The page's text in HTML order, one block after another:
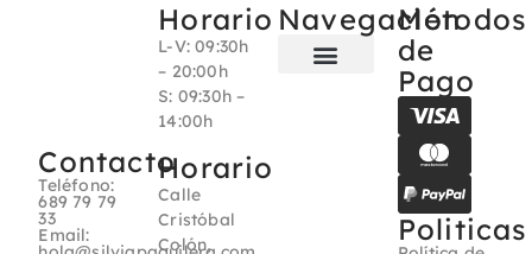
Contacto
Teléfono:
689 79 79
33
Email:
Horario
L-V: 09:30h
– 20:00h
S: 09:30h –
14:00h
Horario
Calle
Cristóbal
Colón,
NavegaciónMétodos
de
Pago
Politicas